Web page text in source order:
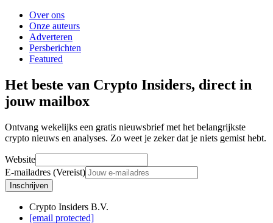
Over ons
Onze auteurs
Adverteren
Persberichten
Featured
Het beste van Crypto Insiders, direct in
jouw mailbox
Ontvang wekelijks een gratis nieuwsbrief met het belangrijkste
crypto nieuws en analyses. Zo weet je zeker dat je niets gemist hebt.
Website
E-mailadres (Vereist)
Inschrijven
Crypto Insiders B.V.
[email protected]